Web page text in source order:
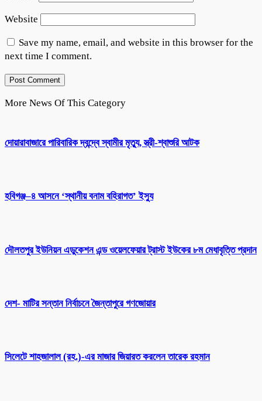
Website
Save my name, email, and website in this browser for the
next time I comment.
More News Of This Category
দোয়ারাবাজারে পারিবারিক দ্বন্দ্বে স্বামীর মৃত্যু, স্ত্রী-শ্বাশুরি আটক
হবিগঞ্জ–৪ আসনে ‘স্থানীয় বনাম বহিরাগত’ ইস্যু
দৌলতপুর ইউনিয়ন এডুকেশন এন্ড ওয়েলফেয়ার ট্রাস্ট ইউকের ৮ম মেধাবৃত্তি প্রদান
দেশ- মাটির সন্তান নির্বাচনে জৈন্তাপুরে গণজোয়ার
সিলেটে শাহজালাল (রহ.)-এর মাজার জিয়ারত করলেন তারেক রহমান